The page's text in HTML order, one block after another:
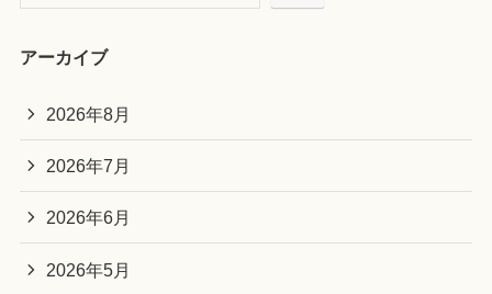
アーカイブ
2026年8月
2026年7月
2026年6月
2026年5月